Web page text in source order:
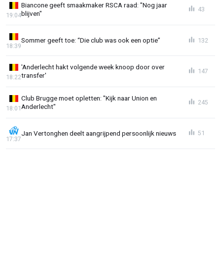
Biancone geeft smaakmaker RSCA raad: "Nog jaar
blijven"
19:04
43
Sommer geeft toe: “Die club was ook een optie”
18:39
132
'Anderlecht hakt volgende week knoop door over
transfer'
18:22
147
Club Brugge moet opletten: "Kijk naar Union en
Anderlecht"
18:01
245
Jan Vertonghen deelt aangrijpend persoonlijk nieuws
17:37
51